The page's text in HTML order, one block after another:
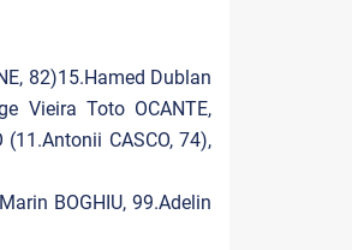
82)15.Hamed Dublan
Vieira Toto OCANTE,
(11.Antonii CASCO, 74),
BOGHIU, 99.Adelin